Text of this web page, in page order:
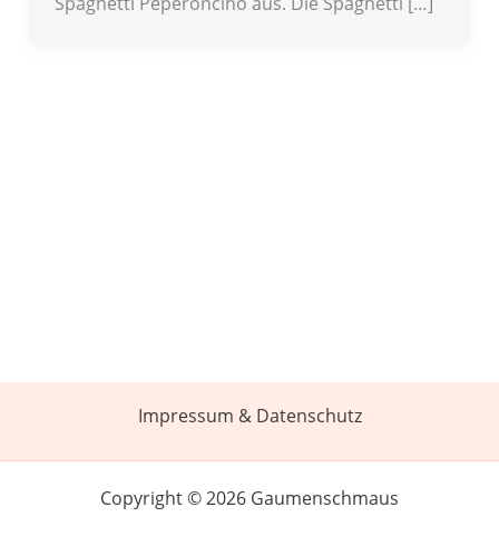
Impressum & Datenschutz
Copyright © 2026 Gaumenschmaus